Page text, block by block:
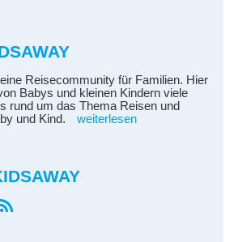
Reisecommunity für Familien. Hier
Babys und kleinen Kindern viele
rund um das Thema Reisen und
und Kind.
weiterlesen